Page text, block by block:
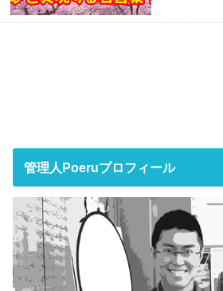
管理人Poeruプロフィール